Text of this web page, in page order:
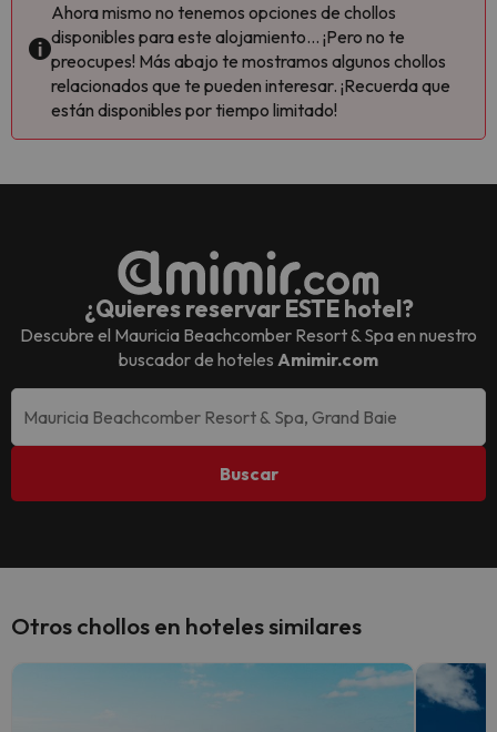
Ahora mismo no tenemos opciones de chollos
disponibles para este alojamiento... ¡Pero no te
preocupes! Más abajo te mostramos algunos chollos
relacionados que te pueden interesar. ¡Recuerda que
están disponibles por tiempo limitado!
¿Quieres reservar ESTE hotel?
Descubre el Mauricia Beachcomber Resort & Spaen nuestro
buscador de hoteles Amimir.com
Buscar
Otros chollos en hoteles similares